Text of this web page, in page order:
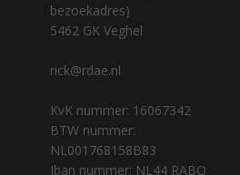
bezoekadres)
5462 GK Veghel
rick@rdae.nl
KvK nummer: 16067342
BTW nummer:
NL001768158B83
Iban nummer: NL44 RABO